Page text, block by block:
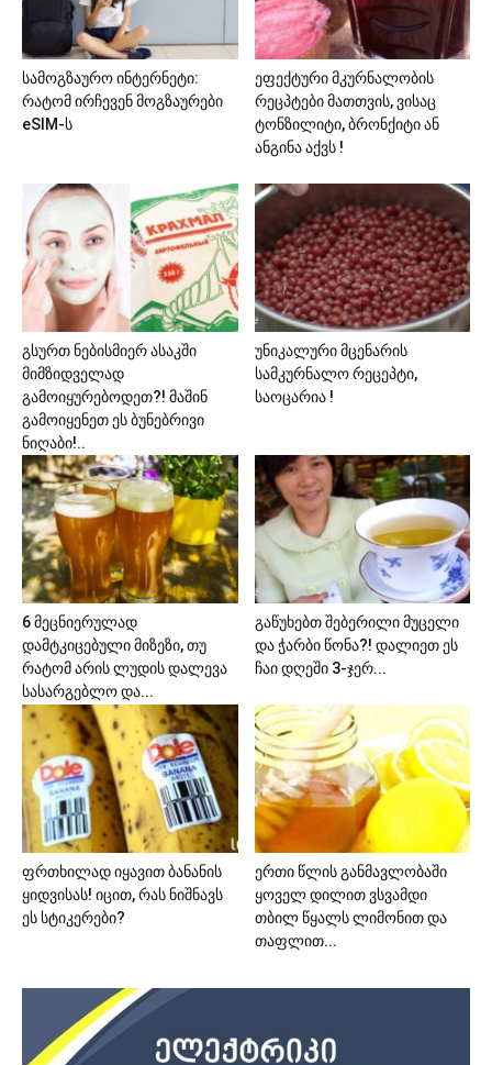
სამოგზაურო ინტერნეტი:
რატომ ირჩევენ მოგზაურები
eSIM-ს
ეფექტური მკურნალობის
რეცპტები მათთვის, ვისაც
ტონზილიტი, ბრონქიტი ან
ანგინა აქვს !
გსურთ ნებისმიერ ასაკში
მიმზიდველად
გამოიყურებოდეთ?! მაშინ
გამოიყენეთ ეს ბუნებრივი
ნიღაბი!..
უნიკალური მცენარის
სამკურნალო რეცეპტი,
საოცარია !
6 მეცნიერულად
დამტკიცებული მიზეზი, თუ
რატომ არის ლუდის დალევა
სასარგებლო და...
გაწუხებთ შებერილი მუცელი
და ჭარბი წონა?! დალიეთ ეს
ჩაი დღეში 3-ჯერ...
ფრთხილად იყავით ბანანის
ყიდვისას! იცით, რას ნიშნავს
ეს სტიკერები?
ერთი წლის განმავლობაში
ყოველ დილით ვსვამდი
თბილ წყალს ლიმონით და
თაფლით...